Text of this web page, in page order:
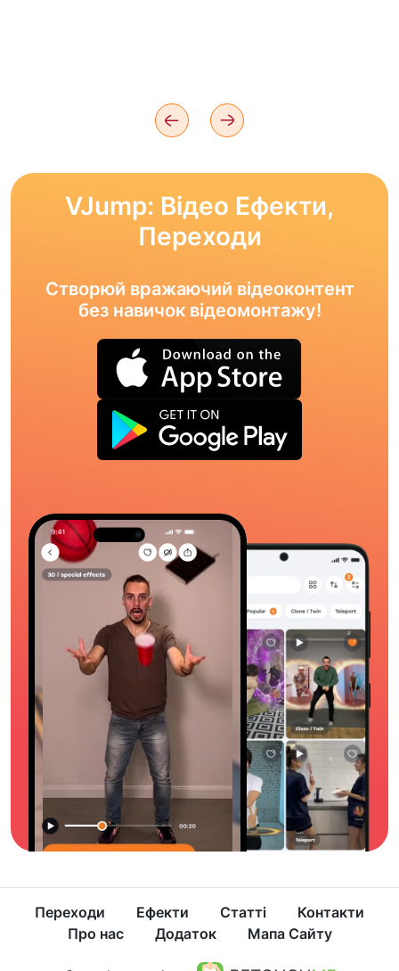
VJump: Відео Ефекти,
Переходи
Створюй вражаючий відеоконтент
без навичок відеомонтажу!
Переходи Ефекти Статті
Контакти
Про нас
Додаток Мапа Сайту